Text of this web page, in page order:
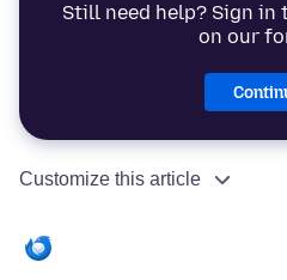
Still need help? Sign in
on our
Customize this article